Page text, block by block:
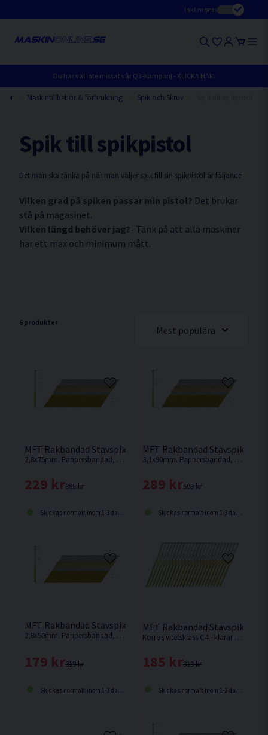
Inkl.moms
Du har väl inte missat vår Q3-kampanj - KLICKA HÄR!
Maskintillbehör & förbrukning Spik och Skruv
Spik till spikpistol
Det man ska tänka på när man väljer spik till sin spikpistol är följande
Vilken grad på spiken passar min pistol? Det brukar
stå på magasinet.
Vilken längd behöver jag?- Tänk på att alla maskiner
har ett max och minimum mått.
6 produkter
Mest populära
MFT Rakbandad Stavspik Varmförzinkad 34° 2,8x75mm
2,8x75mm. Pappersbandad, rak, 34° med hel (offset) spikskalle och varmförzinkad beläggning.
395 kr
229 kr
Skickas normalt inom 1-3 dagar
MFT Rakbandad Stavspik
3,1x90mm. Pappersbandad, rak, 34° med hel (offset) spikskalle och varmförzinkad beläggning.
509 kr
289 kr
Skickas normalt inom 1-3 dagar
MFT Rakbandad Stavspik Varmförzinkad 34° 2,8x50mm
2,8x50mm. Pappersbandad, rak, 34° med hel (offset) spikskalle och varmförzinkad beläggning.
319 kr
179 kr
Skickas normalt inom 1-3 dagar
MFT Rakbandad Stavspik C4
Korrosivitetsklass C4 - klarar atmosfär med måttlig mängd salt, påtagliga mängder luftföroreningar och hög luftfuktighet.
319 kr
185 kr
Skickas normalt inom 1-3 dagar